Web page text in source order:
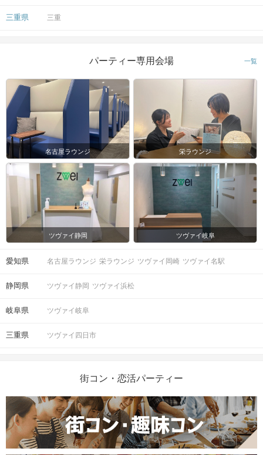
三重県 三重
パーティー専用会場 一覧
名古屋ラウンジ 栄ラウンジ
ツヴァイ静岡 ツヴァイ岐阜
愛知県 名古屋ラウンジ 栄ラウンジ ツヴァイ岡崎 ツヴァイ名駅
静岡県 ツヴァイ静岡 ツヴァイ浜松
岐阜県 ツヴァイ岐阜
三重県 ツヴァイ四日市
街コン・恋活パーティー